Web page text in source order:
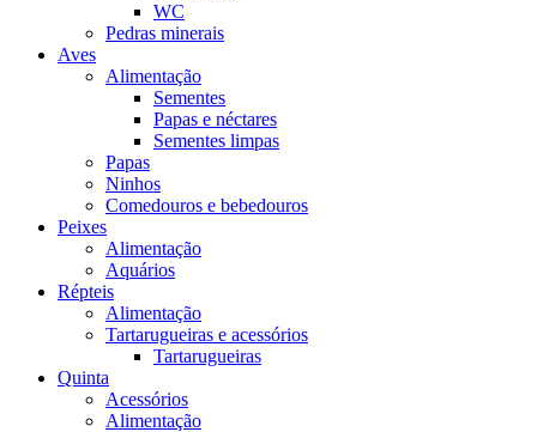
WC
Pedras minerais
Aves
Alimentação
Sementes
Papas e néctares
Sementes limpas
Papas
Ninhos
Comedouros e bebedouros
Peixes
Alimentação
Aquários
Répteis
Alimentação
Tartarugueiras e acessórios
Tartarugueiras
Quinta
Acessórios
Alimentação